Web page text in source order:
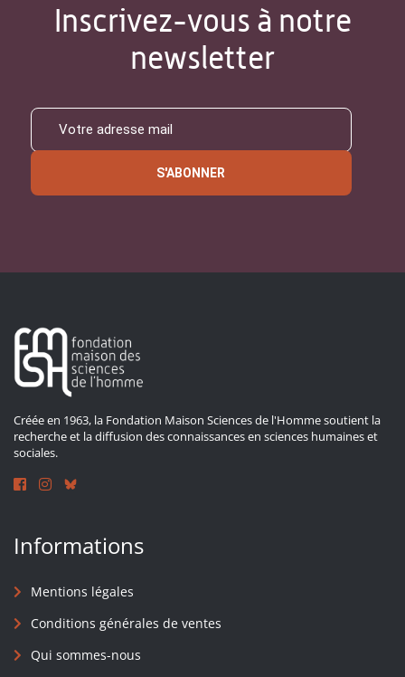
Inscrivez-vous à notre
newsletter
S'ABONNER
Créée en 1963, la Fondation Maison Sciences de l'Homme soutient la
recherche et la diffusion des connaissances en sciences humaines et
sociales.
Informations
Mentions légales
Conditions générales de ventes
Qui sommes-nous